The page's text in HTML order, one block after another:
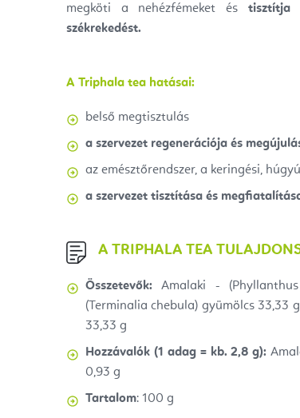
megköti a nehézfémeket és tisztítja
székrekedést.
A Triphala tea hatásai:
belső megtisztulás
a szervezet regenerációja és
az emésztőrendszer, a keringési,
a szervezet tisztítása és
A TRIPHALA TEA
Összetevők:
Amalaki -
(Terminalia chebula) gyümölcs 33,33
33,33 g
Hozzávalók (1 adag = kb. 2,8 g):
0,93 g
Tartalom: 100 g